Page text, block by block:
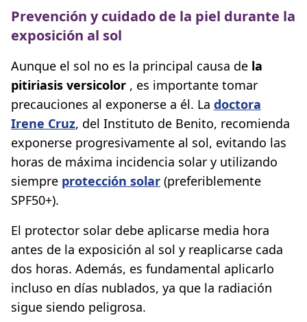
Prevención y cuidado de la piel durante la
exposición al sol
Aunque el sol no es la principal causa de la
pitiriasis versicolor , es importante tomar
precauciones al exponerse a él. La doctora
Irene Cruz, del Instituto de Benito, recomienda
exponerse progresivamente al sol, evitando las
horas de máxima incidencia solar y utilizando
siempre protección solar (preferiblemente
SPF50+).
El protector solar debe aplicarse media hora
antes de la exposición al sol y reaplicarse cada
dos horas. Además, es fundamental aplicarlo
incluso en días nublados, ya que la radiación
sigue siendo peligrosa.